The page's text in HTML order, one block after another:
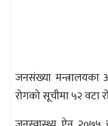
जनसंख्या मन्त्रालयका
रोगको सूचीमा ५२ वटा